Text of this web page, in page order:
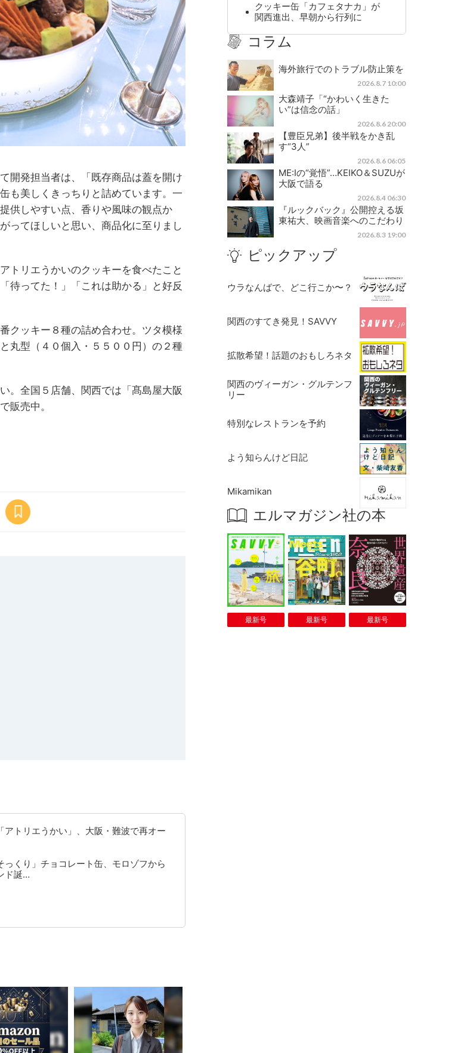
開発担当者は、「既存商品は蓋を開け
も美しくきっちりと詰めています。一
供しやすい点、香りや風味の観点か
ってほしいと思い、商品化に至りまし
トリエうかいのクッキーを食べたこと
待ってた！」「これは助かる」と好反
クッキー８種の詰め合わせ。ツタ模様
丸型（４０個入・５５００円）の２種
。全国５店舗、関西では「髙島屋大阪
販売中。
アトリエうかい」、大阪・難波で再オー
っくり」チョコレート缶、モロゾフから
ド誕…
クッキー缶「カフェタナカ」が
関西進出、早朝から行列に
コラム
海外旅行でのトラブル防止策を
2026.8.7 10:00
大森靖子「“かわいく生きた
い”は信念の話」
2026.8.6 20:00
【豊臣兄弟】後半戦をかき乱
す“3人”
2026.8.6 06:05
ME:Iの“覚悟”…KEIKO＆SUZUが
大阪で語る
2026.8.4 06:30
『ルックバック』公開控える坂
東祐大、映画音楽へのこだわり
2026.8.3 19:00
ピックアップ
ウラなんばで、どこ行こか〜？
関西のすてき発見！SAVVY
拡散希望！話題のおもしろネタ
関西のヴィーガン・グルテンフ
リー
特別なレストランを予約
よう知らんけど日記
Mikamikan
エルマガジン社の本
最新号 最新号 最新号